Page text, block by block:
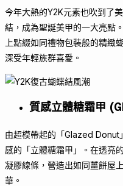
今年大熱的Y2K元素也吹到了
結，成為聖誕美甲的一大亮點
上點綴如同禮物包裝般的精緻
深受年輕族群喜愛。
質感立體糖霜甲
由超模帶起的「Glazed Donut
感的「立體糖霜甲」。在透亮
凝膠線條，營造出如同薑餅屋
華。